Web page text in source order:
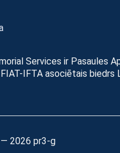
Services ir Pasaules
IFTA asociētais biedrs
2026 pr3-g